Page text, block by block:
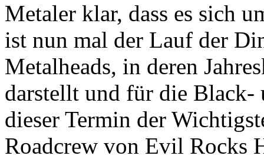
Metaler klar, dass es sich
ist nun mal der Lauf der
Metalheads, in deren
darstellt und für die Black-
dieser Termin der
Roadcrew von Evil Rocks